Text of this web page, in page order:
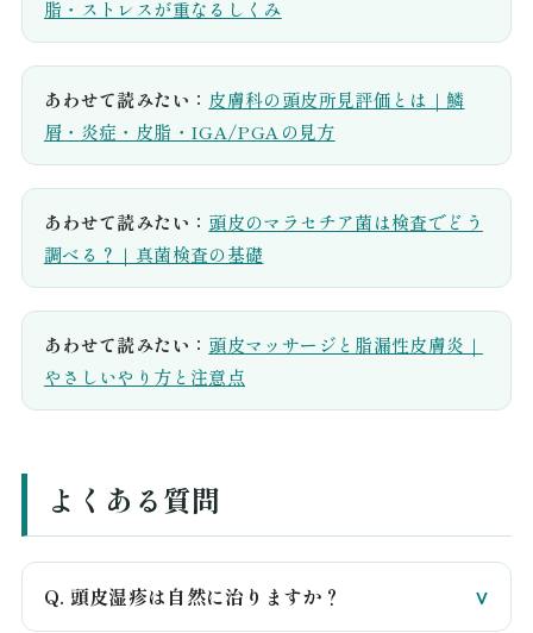
脂・ストレスが重なるしくみ
あわせて読みたい： 皮膚科の頭皮所見評価とは｜鱗
屑・炎症・皮脂・IGA/PGAの見方
あわせて読みたい： 頭皮のマラセチア菌は検査でどう
調べる？｜真菌検査の基礎
あわせて読みたい： 頭皮マッサージと脂漏性皮膚炎｜
やさしいやり方と注意点
よくある質問
Q. 頭皮湿疹は自然に治りますか？